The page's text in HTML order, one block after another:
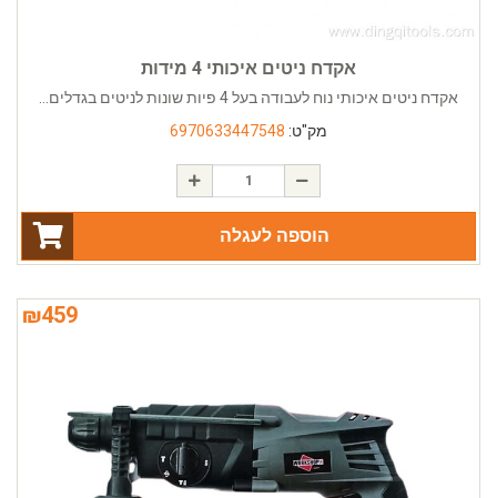
אקדח ניטים איכותי 4 מידות
אקדח ניטים איכותי נוח לעבודה בעל 4 פיות שונות לניטים בגדלים...
מק"ט: 6970633447548
הוספה לעגלה
₪459